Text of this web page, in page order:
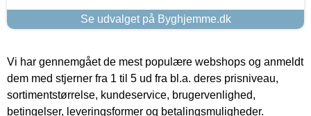
Se udvalget på Byghjemme.dk
Vi har gennemgået de mest populære webshops og anmeldt
dem med stjerner fra 1 til 5 ud fra bl.a. deres prisniveau,
sortimentstørrelse, kundeservice, brugervenlighed,
betingelser, leveringsformer og betalingsmuligheder.